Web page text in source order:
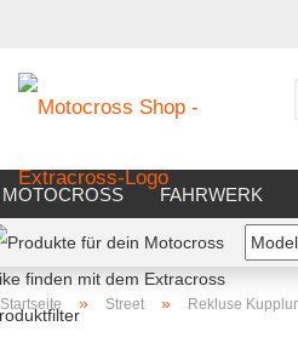
MOTOCROSS FAHRWERK
FAHRERAUSSTATTUNG
Startseite » Street » Rekluse